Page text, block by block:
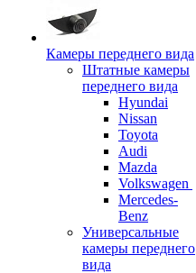
Камеры переднего вида
Штатные камеры
переднего вида
Hyundai
Nissan
Toyota
Audi
Mazda
Volkswagen
Mercedes-
Benz
Универсальные
камеры переднего
вида